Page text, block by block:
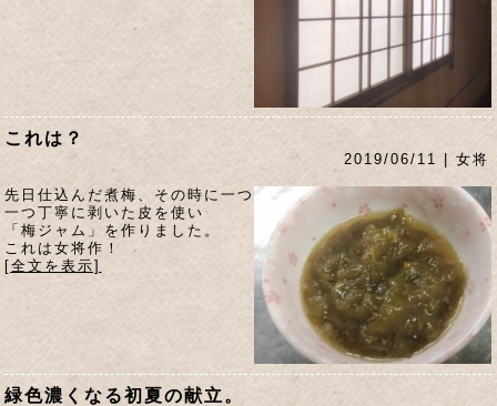
これは？
2019/06/11 | 女将
先日仕込んだ煮梅、その時に一つ
一つ丁寧に剥いた皮を使い
「梅ジャム」を作りました。
これは女将作！
[全文を表示]
緑色濃くなる初夏の献立。